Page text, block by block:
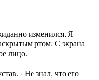
изменился. Я
ртом. С экрана
лицо.
- Не знал, что его